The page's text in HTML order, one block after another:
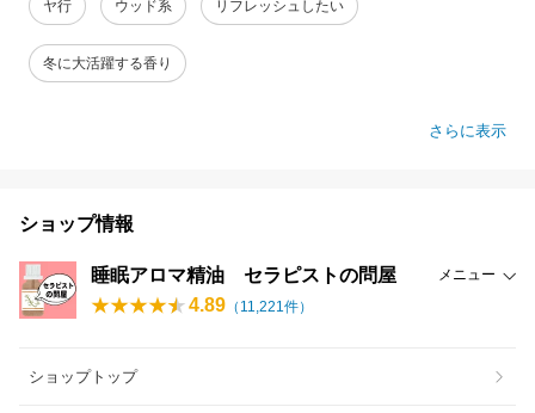
ヤ行 ウッド系 リフレッシュしたい
冬に大活躍する香り
さらに表示
ショップ情報
睡眠アロマ精油 セラピストの問屋 メニュー
4.89 （ 11,221件）
ショップトップ